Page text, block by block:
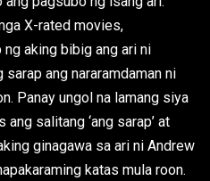
X-rated movies,
aking bibig ang ari ni
ang nararamdaman ni
Panay ungol na lamang siya
salitang ‘ang sarap’ at
ginagawa sa ari ni Andrew
katas mula roon.